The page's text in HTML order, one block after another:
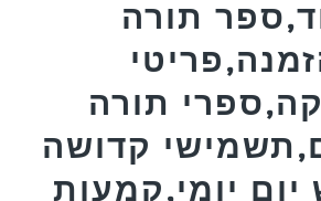
תורה
תורה
קדושה
יום יומי,קמעות